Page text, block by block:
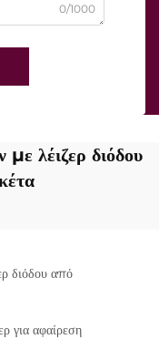
0/1000
με λέιζερ διόδου
διόδου από
για αφαίρεση